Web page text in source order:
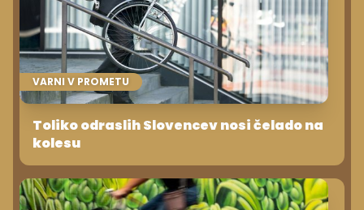
VARNI V PROMETU
Toliko odraslih Slovencev nosi čelado na
kolesu